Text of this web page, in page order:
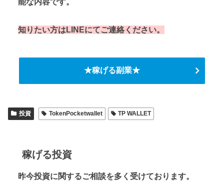
能な内容です。
知りたい方はLINEにてご連絡ください。
★稼げる副業★
投資 TokenPocketwallet TP WALLET
稼げる投資
昨今投資に関するご相談を多く受けております。